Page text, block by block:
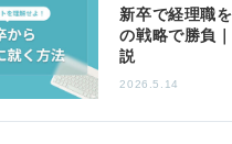
は、前職の営業で培った数値目
、顧客との折衝で鍛えた対話力
管理や、監査法人との円滑なコ
つスキルと、具体的に位置付け
新卒で経理職
の戦略で勝負
説
2026.5.14